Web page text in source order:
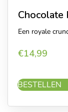
Chocolate
Een royale
€14,99
BESTELLEN